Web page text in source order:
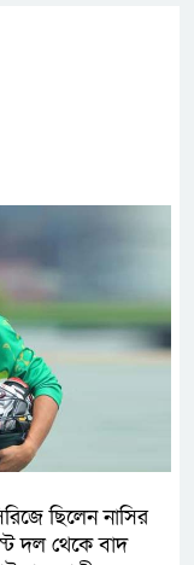
রাজু আহমেদ
পুঁজিবাজারে
ভূমিকা রাখছে: ওয়াসি
মানের প্যারা
দূষণ রোধে সমন্বিত
ছিলেন নাসির
দল থেকে বাদ